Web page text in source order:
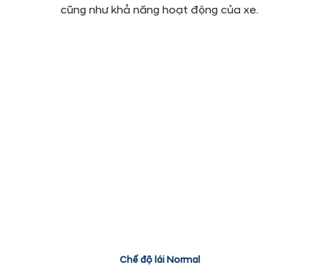
cũng như khả năng hoạt động của xe.
Chế độ lái Normal